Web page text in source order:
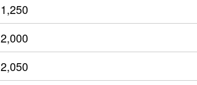
1,250
2,000
2,050